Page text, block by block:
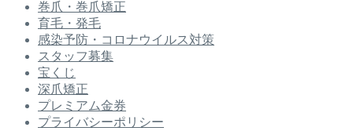
巻爪・巻爪矯正
育毛・発毛
感染予防・コロナウイルス対策
スタッフ募集
宝くじ
深爪矯正
プレミアム金券
プライバシーポリシー